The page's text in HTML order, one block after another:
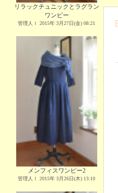
リラックチュニックとラグラン
ワンピー
管理人Ｉ 2015年 3月27日(金) 08:21
メンフィスワンピー2
管理人Ｉ 2015年 3月26日(木) 13:10